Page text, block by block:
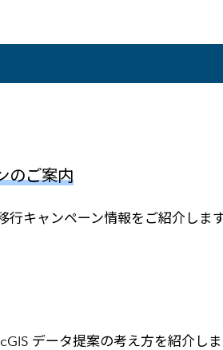
のご案内
行キャンペーン情報をご紹介しま
データ提案の考え方を紹介し